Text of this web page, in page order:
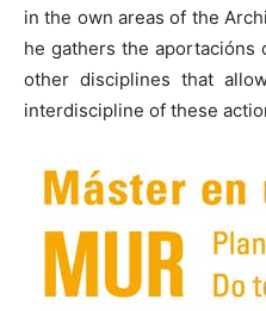
in the own areas of the
he gathers the aportacións
other disciplines that
interdiscipline of these